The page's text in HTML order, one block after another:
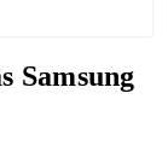
Samsung